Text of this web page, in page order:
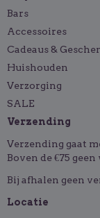
Bars
Accessoires
Cadeaus &
Huishouden
Verzorging
SALE
Verzending
Verzending gaat
Boven de €75
Bij afhalen geen
Locatie